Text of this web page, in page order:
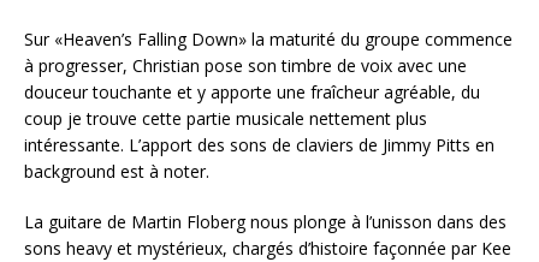
Sur «Heaven’s Falling Down» la maturité du groupe commence
à progresser, Christian pose son timbre de voix avec une
douceur touchante et y apporte une fraîcheur agréable, du
coup je trouve cette partie musicale nettement plus
intéressante. L’apport des sons de claviers de Jimmy Pitts en
background est à noter.
La guitare de Martin Floberg nous plonge à l’unisson dans des
sons heavy et mystérieux, chargés d’histoire façonnée par Kee